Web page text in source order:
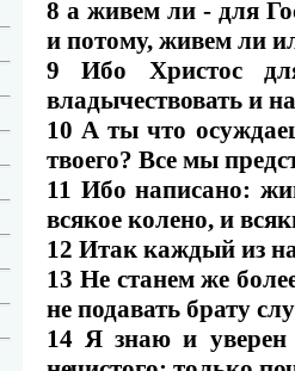
8 а живем ли - для
и потому, живем ли
9 Ибо Христос
владычествовать и
10 А ты что
твоего? Все мы
11 Ибо написано:
всякое колено, и
12 Итак каждый из
13 Не станем же
не подавать брату
14 Я знаю и уверен